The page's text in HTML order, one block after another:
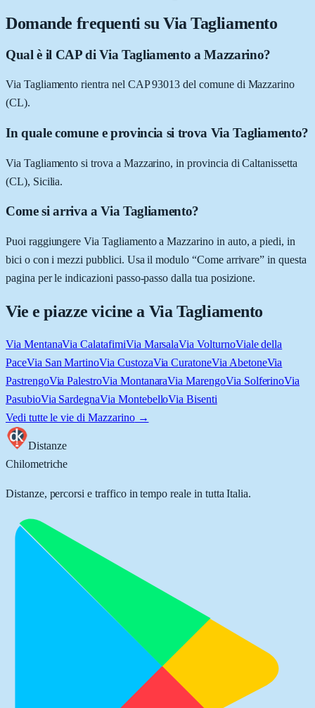
Domande frequenti su Via Tagliamento
Qual è il CAP di Via Tagliamento a Mazzarino?
Via Tagliamento rientra nel CAP 93013 del comune di Mazzarino
(CL).
In quale comune e provincia si trova Via Tagliamento?
Via Tagliamento si trova a Mazzarino, in provincia di Caltanissetta
(CL), Sicilia.
Come si arriva a Via Tagliamento?
Puoi raggiungere Via Tagliamento a Mazzarino in auto, a piedi, in
bici o con i mezzi pubblici. Usa il modulo “Come arrivare” in questa
pagina per le indicazioni passo-passo dalla tua posizione.
Vie e piazze vicine a Via Tagliamento
Via MentanaVia CalatafimiVia MarsalaVia VolturnoViale della
PaceVia San MartinoVia CustozaVia CuratoneVia AbetoneVia
PastrengoVia PalestroVia MontanaraVia MarengoVia SolferinoVia
PasubioVia SardegnaVia MontebelloVia Bisenti
Vedi tutte le vie di Mazzarino→
Distanze
Chilometriche
Distanze, percorsi e traffico in tempo reale in tutta Italia.